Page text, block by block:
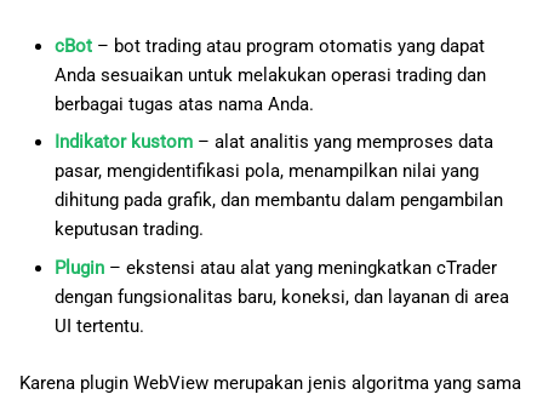
cBot– bot trading atau program otomatis yang dapat
Anda sesuaikan untuk melakukan operasi trading dan
berbagai tugas atas nama Anda.
Indikator kustom– alat analitis yang memproses data
pasar, mengidentifikasi pola, menampilkan nilai yang
dihitung pada grafik, dan membantu dalam pengambilan
keputusan trading.
Plugin– ekstensi atau alat yang meningkatkan cTrader
dengan fungsionalitas baru, koneksi, dan layanan di area
UI tertentu.
Karena plugin WebView merupakan jenis algoritma yang sama